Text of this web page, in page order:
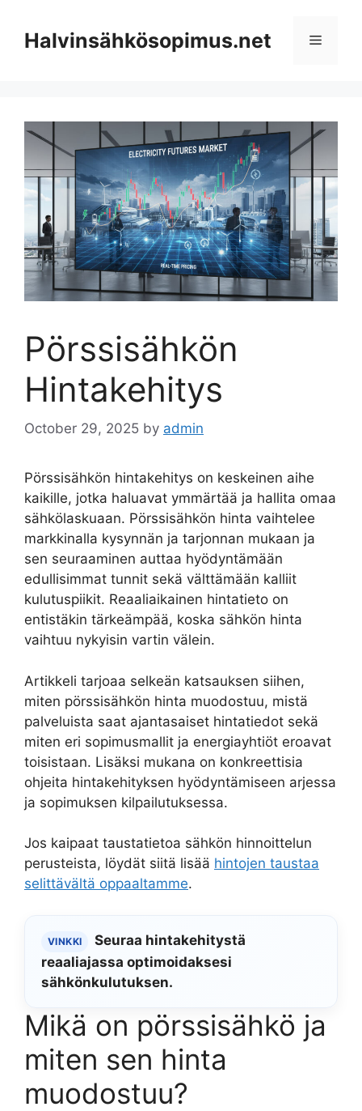
contentHalvinsähkösopimus.net Menu
Pörssisähkön
Hintakehitys
October 29, 2025 by admin
Pörssisähkön hintakehitys on keskeinen aihe
kaikille, jotka haluavat ymmärtää ja hallita omaa
sähkölaskuaan. Pörssisähkön hinta vaihtelee
markkinalla kysynnän ja tarjonnan mukaan ja
sen seuraaminen auttaa hyödyntämään
edullisimmat tunnit sekä välttämään kalliit
kulutuspiikit. Reaaliaikainen hintatieto on
entistäkin tärkeämpää, koska sähkön hinta
vaihtuu nykyisin vartin välein.
Artikkeli tarjoaa selkeän katsauksen siihen,
miten pörssisähkön hinta muodostuu, mistä
palveluista saat ajantasaiset hintatiedot sekä
miten eri sopimusmallit ja energiayhtiöt eroavat
toisistaan. Lisäksi mukana on konkreettisia
ohjeita hintakehityksen hyödyntämiseen arjessa
ja sopimuksen kilpailutuksessa.
Jos kaipaat taustatietoa sähkön hinnoittelun
perusteista, löydät siitä lisää hintojen taustaa
selittävältä oppaaltamme.
VINKKI
Seuraa hintakehitystä
reaaliajassa optimoidaksesi
sähkönkulutuksen.
Mikä on pörssisähkö ja
miten sen hinta
muodostuu?